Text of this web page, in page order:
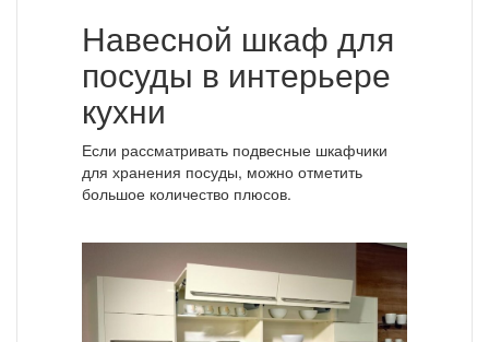
Навесной шкаф для
посуды в интерьере
кухни
Если рассматривать подвесные шкафчики
для хранения посуды, можно отметить
большое количество плюсов.